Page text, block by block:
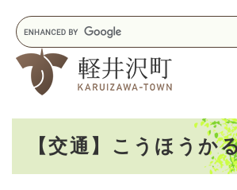
キ
ー
ワ
【交通】こうほうか